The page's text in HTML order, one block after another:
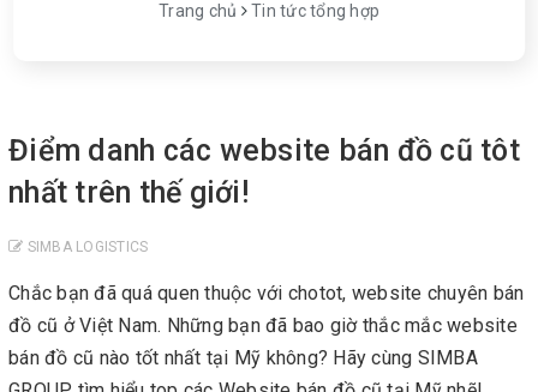
Trang chủ Tin tức tổng hợp
Điểm danh các website bán đồ cũ tôt
nhất trên thế giới!
SIMBA LOGISTICS
Chắc bạn đã quá quen thuộc với chotot, website chuyên bán
đồ cũ ở Việt Nam. Những bạn đã bao giờ thắc mắc website
bán đồ cũ nào tốt nhất tại Mỹ không? Hãy cùng SIMBA